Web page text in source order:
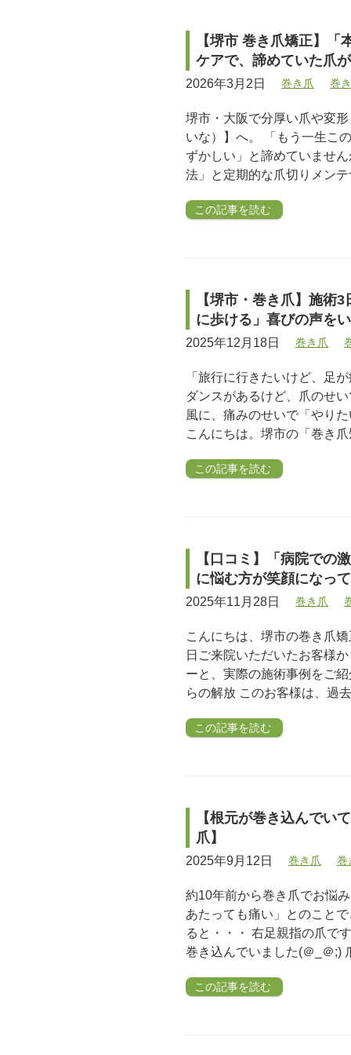
【堺市 巻き爪矯正】
ケアで、諦めていた爪
2026年3月2日 巻き爪 巻
堺市・大阪で分厚い爪や変
いな）】へ。 「もう一生こ
ずかしい」と諦めていませ
法」と定期的な爪切りメン
この記事を読む
【堺市・巻き爪】施術
に歩ける」喜びの声を
2025年12月18日 巻き爪
「旅行に行きたいけど、足
ダンスがあるけど、爪のせ
風に、痛みのせいで「やり
こんにちは。堺市の「巻き
この記事を読む
【口コミ】「病院での
に悩む方が笑顔になっ
2025年11月28日 巻き爪
こんにちは、堺市の巻き爪
日ご来院いただいたお客様
ーと、実際の施術事例をご
らの解放 このお客様は、過
この記事を読む
【根元が巻き込んでい
爪】
2025年9月12日 巻き爪 巻
約10年前から巻き爪でお悩
あたっても痛い」とのこと
ると・・・ 右足親指の爪で
巻き込んでいました(＠_＠;)
この記事を読む